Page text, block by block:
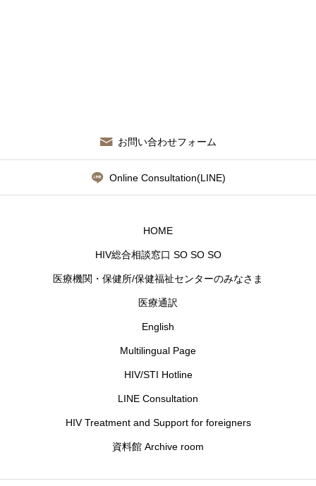
お問い合わせフォーム
Online Consultation(LINE)
HOME
HIV総合相談窓口 SO SO SO
医療機関・保健所/保健福祉センターのみなさま
医療通訳
English
Multilingual Page
HIV/STI Hotline
LINE Consultation
HIV Treatment and Support for foreigners
資料館 Archive room